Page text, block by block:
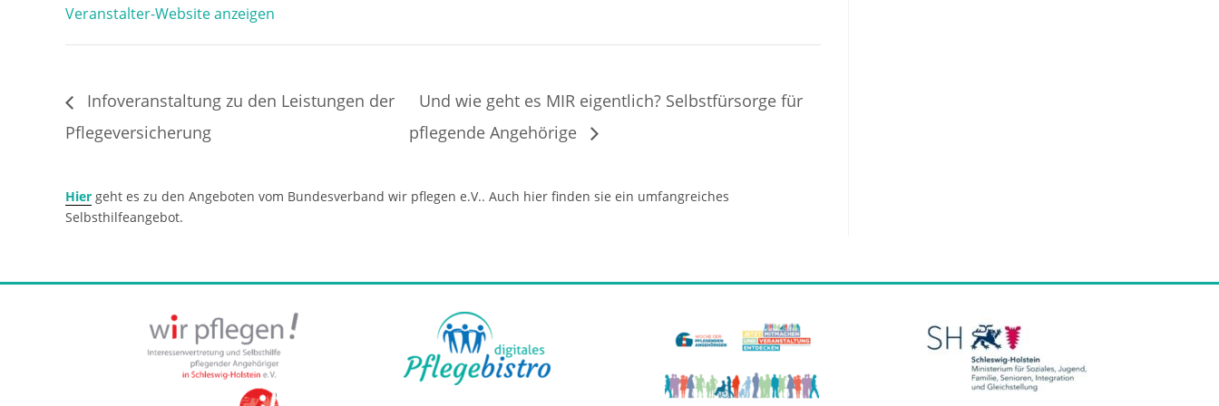
Veranstalter-Website anzeigen
Infoveranstaltung zu den Leistungen der
Pflegeversicherung
Und wie geht es MIR eigentlich? Selbstfürsorge für
pflegende Angehörige
Hier geht es zu den Angeboten vom Bundesverband wir pflegen e.V.. Auch hier finden sie ein umfangreiches
Selbsthilfeangebot.